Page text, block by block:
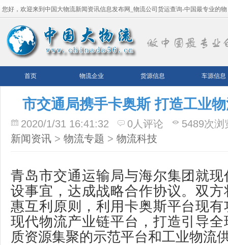
您好，欢迎来到中国大物流新闻资讯信息发布网_物流公司货运查询-中国最专业的物
流平台！
首页 物流企业 货源信息 车源信息
市交通局携手卡奥斯 打造工业
2020/1/31 16:41:32 0人评论
5489次浏
新闻资讯 > 物流专题 > 物流科技
青岛市交通运输局与海尔集团就
设事宜，达成战略合作协议。双
惠互利原则，利用卡奥斯平台现
现代物流产业链平台，打造引导
质资源集聚的示范平台和工业物流